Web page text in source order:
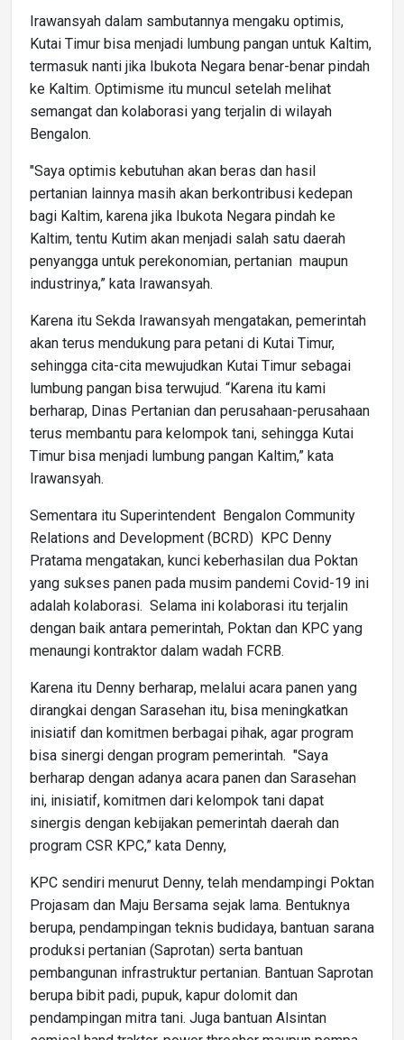
Irawansyah dalam sambutannya mengaku optimis,
Kutai Timur bisa menjadi lumbung pangan untuk Kaltim,
termasuk nanti jika Ibukota Negara benar-benar pindah
ke Kaltim. Optimisme itu muncul setelah melihat
semangat dan kolaborasi yang terjalin di wilayah
Bengalon.
"Saya optimis kebutuhan akan beras dan hasil
pertanian lainnya masih akan berkontribusi kedepan
bagi Kaltim, karena jika Ibukota Negara pindah ke
Kaltim, tentu Kutim akan menjadi salah satu daerah
penyangga untuk perekonomian, pertanian maupun
industrinya,” kata Irawansyah.
Karena itu Sekda Irawansyah mengatakan, pemerintah
akan terus mendukung para petani di Kutai Timur,
sehingga cita-cita mewujudkan Kutai Timur sebagai
lumbung pangan bisa terwujud. “Karena itu kami
berharap, Dinas Pertanian dan perusahaan-perusahaan
terus membantu para kelompok tani, sehingga Kutai
Timur bisa menjadi lumbung pangan Kaltim,” kata
Irawansyah.
Sementara itu Superintendent Bengalon Community
Relations and Development (BCRD) KPC Denny
Pratama mengatakan, kunci keberhasilan dua Poktan
yang sukses panen pada musim pandemi Covid-19 ini
adalah kolaborasi. Selama ini kolaborasi itu terjalin
dengan baik antara pemerintah, Poktan dan KPC yang
menaungi kontraktor dalam wadah FCRB.
Karena itu Denny berharap, melalui acara panen yang
dirangkai dengan Sarasehan itu, bisa meningkatkan
inisiatif dan komitmen berbagai pihak, agar program
bisa sinergi dengan program pemerintah. "Saya
berharap dengan adanya acara panen dan Sarasehan
ini, inisiatif, komitmen dari kelompok tani dapat
sinergis dengan kebijakan pemerintah daerah dan
program CSR KPC,” kata Denny,
KPC sendiri menurut Denny, telah mendampingi Poktan
Projasam dan Maju Bersama sejak lama. Bentuknya
berupa, pendampingan teknis budidaya, bantuan sarana
produksi pertanian (Saprotan) serta bantuan
pembangunan infrastruktur pertanian. Bantuan Saprotan
berupa bibit padi, pupuk, kapur dolomit dan
pendampingan mitra tani. Juga bantuan Alsintan